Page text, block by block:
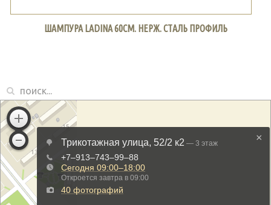
ШАМПУРА LADINA 60СМ. НЕРЖ. СТАЛЬ ПРОФИЛЬ